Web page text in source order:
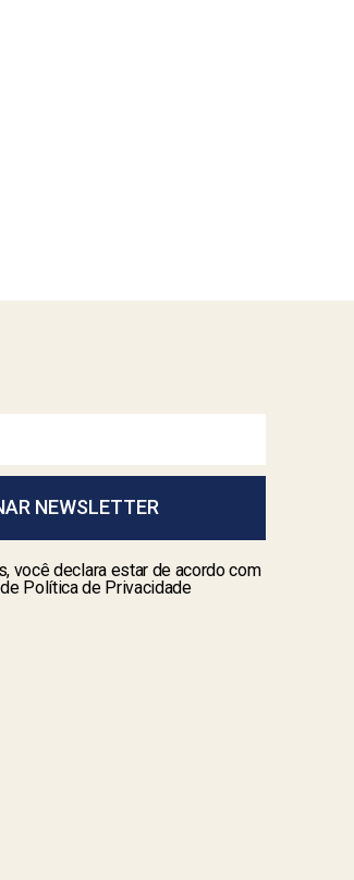
NEWSLETTER
você declara estar de acordo com
Política de Privacidade